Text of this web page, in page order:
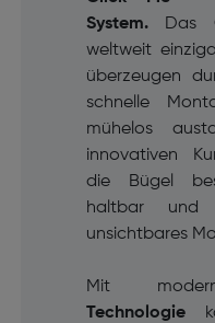
System. Das
weltweit
überzeugen
schnelle
mühelos
innovativen
die Bügel
haltbar und
unsichtbares
Mit
Technologie